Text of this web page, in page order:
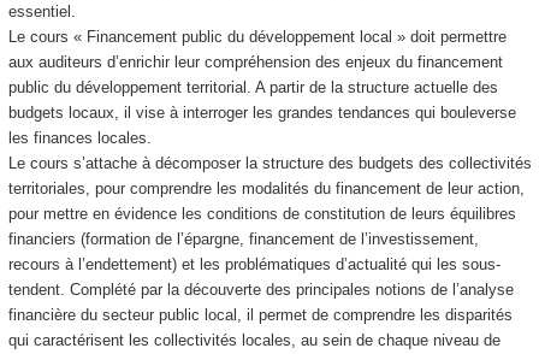
essentiel.
Le cours « Financement public du développement local » doit permettre
aux auditeurs d’enrichir leur compréhension des enjeux du financement
public du développement territorial. A partir de la structure actuelle des
budgets locaux, il vise à interroger les grandes tendances qui bouleverse
les finances locales.
Le cours s’attache à décomposer la structure des budgets des collectivités
territoriales, pour comprendre les modalités du financement de leur action,
pour mettre en évidence les conditions de constitution de leurs équilibres
financiers (formation de l’épargne, financement de l’investissement,
recours à l’endettement) et les problématiques d’actualité qui les sous-
tendent. Complété par la découverte des principales notions de l’analyse
financière du secteur public local, il permet de comprendre les disparités
qui caractérisent les collectivités locales, au sein de chaque niveau de